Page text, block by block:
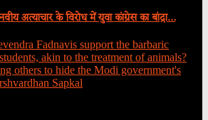
अत्याचार के विरोध में युवा कांग्रेस का बांद्रा…